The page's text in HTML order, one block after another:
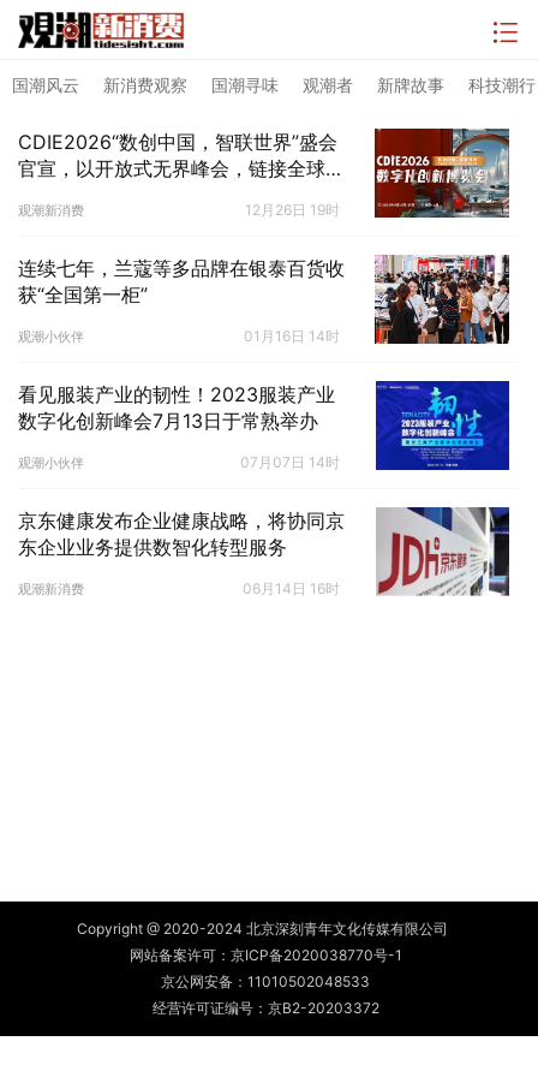
国潮风云 新消费观察 国潮寻味 观潮者 新牌故事 科技潮行
CDIE2026“数创中国，智联世界”盛会
官宣，以开放式无界峰会，链接全球数
观潮新消费 12月26日 19时
连续七年，兰蔻等多品牌在银泰百货收
获“全国第一柜”
观潮小伙伴 01月16日 14时
看见服装产业的韧性！2023服装产业
数字化创新峰会7月13日于常熟举办
观潮小伙伴 07月07日 14时
京东健康发布企业健康战略，将协同京
东企业业务提供数智化转型服务
观潮新消费 06月14日 16时
Copyright @ 2020-2024 北京深刻青年文化传媒有限公司
网站备案许可： 京ICP备2020038770号-1
京公网安备： 11010502048533
经营许可证编号：京B2-20203372